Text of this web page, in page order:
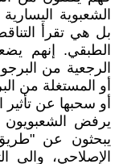
الشعبوية
بل هي تقرأ
الطبقي. إنهم
الرجعية من
أو المستغلة من
أو سحبها عن
يرفض الشعبويون
يبحثون عن
الإصلاحي، والى